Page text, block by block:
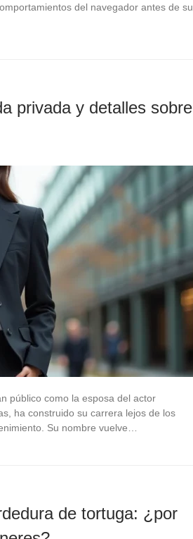
del navegador antes de su
privada y detalles sobre
público como la esposa del actor
ha construido su carrera lejos de los
Su nombre vuelve…
de tortuga: ¿por